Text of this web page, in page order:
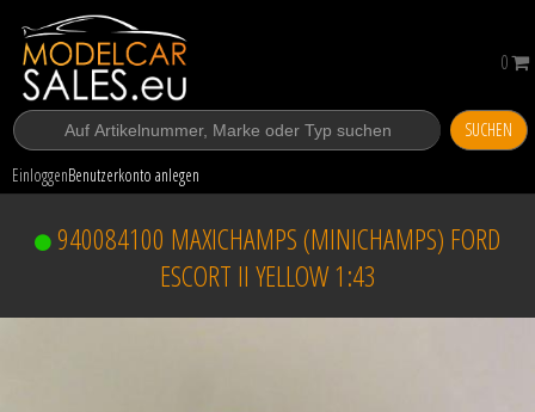
SUCHEN
EinloggenBenutzerkonto anlegen
0
940084100 MAXICHAMPS (MINICHAMPS) FORD
ESCORT II YELLOW 1:43